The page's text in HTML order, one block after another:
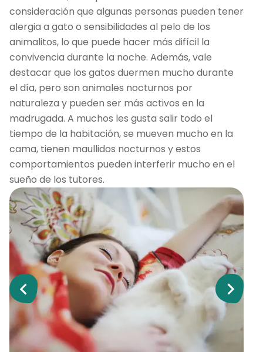
consideración que algunas personas pueden tener
alergia a gato o sensibilidades al pelo de los
animalitos, lo que puede hacer más difícil la
convivencia durante la noche. Además, vale
destacar que los gatos duermen mucho durante
el día, pero son animales nocturnos por
naturaleza y pueden ser más activos en la
madrugada. A muchos les gusta salir todo el
tiempo de la habitación, se mueven mucho en la
cama, tienen maullidos nocturnos y estos
comportamientos pueden interferir mucho en el
sueño de los tutores.